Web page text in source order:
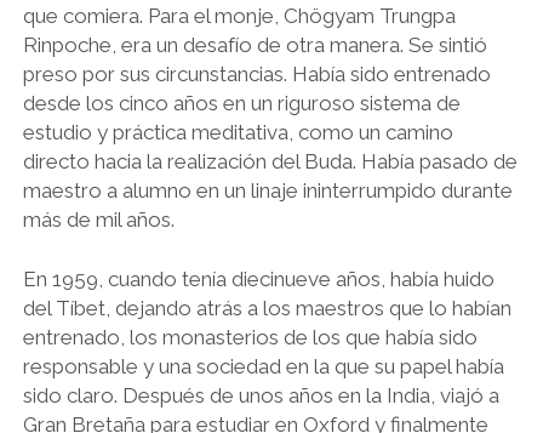
que comiera. Para el monje, Chögyam Trungpa
Rinpoche, era un desafío de otra manera. Se sintió
preso por sus circunstancias. Había sido entrenado
desde los cinco años en un riguroso sistema de
estudio y práctica meditativa, como un camino
directo hacia la realización del Buda. Había pasado de
maestro a alumno en un linaje ininterrumpido durante
más de mil años.
En 1959, cuando tenía diecinueve años, había huido
del Tíbet, dejando atrás a los maestros que lo habían
entrenado, los monasterios de los que había sido
responsable y una sociedad en la que su papel había
sido claro. Después de unos años en la India, viajó a
Gran Bretaña para estudiar en Oxford y finalmente